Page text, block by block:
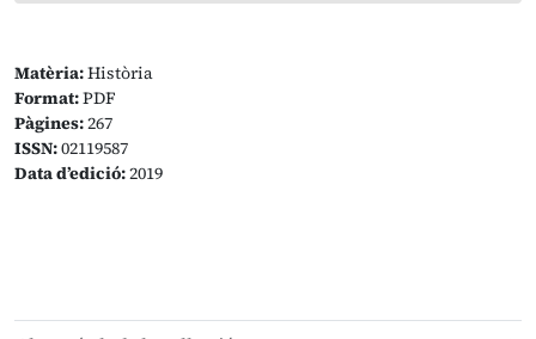
Matèria:Història
Format:PDF
Pàgines:267
ISSN:02119587
Data d’edició:2019